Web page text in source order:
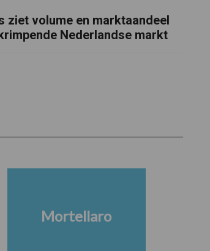
ziet volume en marktaandeel
Nederlandse markt
Mortellaro